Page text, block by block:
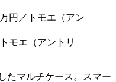
モエ（アントリ
たマルチケース。スマー